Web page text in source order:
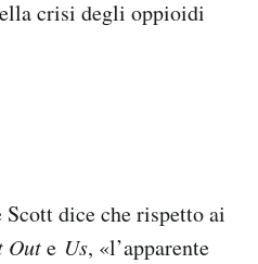
crisi degli oppioidi
dice che rispetto ai
Oute Us, «l’apparente